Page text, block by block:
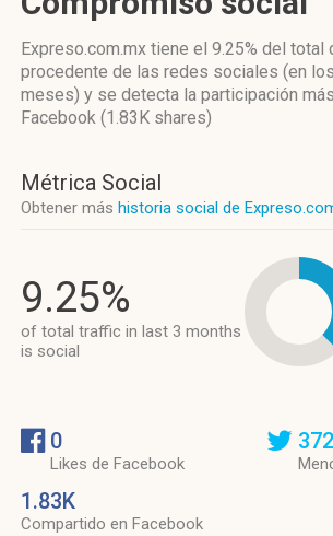
Expreso.com.mx tiene el 9.25% del total
procedente de las redes sociales (en
meses) y se detecta la participación
Facebook (1.83K shares)
Métrica Social
Obtener más historia social de
9.25%
of total traffic in last 3 months
is social
0
Likes de Facebook
1.83K
Compartido en Facebook
372